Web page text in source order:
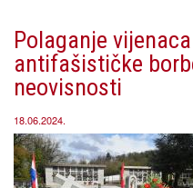
Polaganje
antifašističke
neovisnosti
18.06.2024.